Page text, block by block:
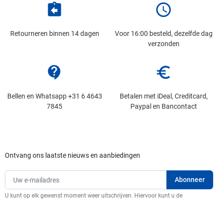
assignment_return
Retourneren binnen 14 dagen
schedule
Voor 16:00 besteld, dezelfde dag
verzonden
contact_support
Bellen en Whatsapp +31 6 4643
7845
euro_symbol
Betalen met iDeal, Creditcard,
Paypal en Bancontact
Ontvang ons laatste nieuws en aanbiedingen
U kunt op elk gewenst moment weer uitschrijven. Hiervoor kunt u de